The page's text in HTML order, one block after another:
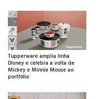
Tupperware amplia linha
Disney e celebra a volta de
Mickey e Minnie Mouse ao
portfólio